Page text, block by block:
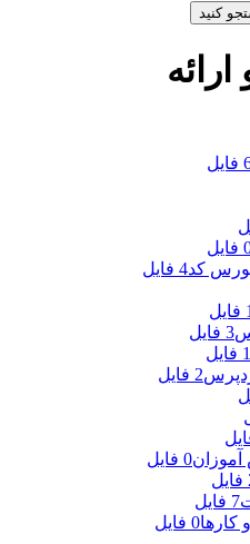
کنید
کد4 فایل
1 فایل
3 فایل
1 فایل
2 فایل
آموزان0 فایل
7 فایل
کارها0 فایل